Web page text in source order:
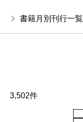
書籍月別刊行一覧
3,502件